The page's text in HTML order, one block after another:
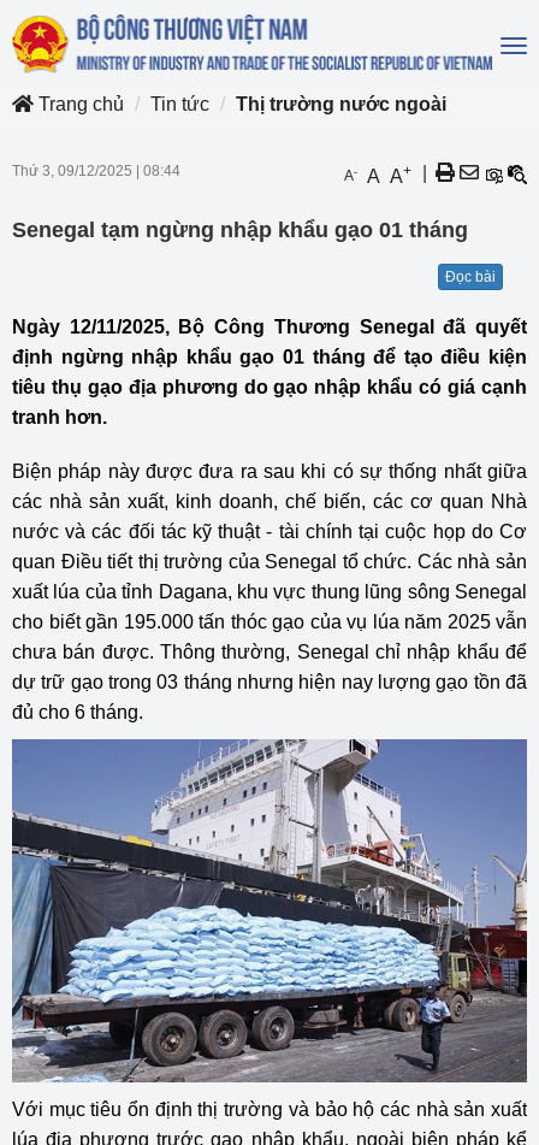
Trang chủ
Tin tức Thị trường nước ngoài
Thứ 3, 09/12/2025 08:44 A- A A+
Senegal tạm ngừng nhập khẩu gạo 01 tháng
Đọc bài
Ngày 12/11/2025, Bộ Công Thương Senegal đã quyết
định ngừng nhập khẩu gạo 01 tháng để tạo điều kiện
tiêu thụ gạo địa phương do gạo nhập khẩu có giá cạnh
tranh hơn.
Biện pháp này được đưa ra sau khi có sự thống nhất giữa
các nhà sản xuất, kinh doanh, chế biến, các cơ quan Nhà
nước và các đối tác kỹ thuật - tài chính tại cuộc họp do Cơ
quan Điều tiết thị trường của Senegal tổ chức. Các nhà sản
xuất lúa của tỉnh Dagana, khu vực thung lũng sông Senegal
cho biết gần 195.000 tấn thóc gạo của vụ lúa năm 2025 vẫn
chưa bán được. Thông thường, Senegal chỉ nhập khẩu để
dự trữ gạo trong 03 tháng nhưng hiện nay lượng gạo tồn đã
đủ cho 6 tháng.
Với mục tiêu ổn định thị trường và bảo hộ các nhà sản xuất
lúa địa phương trước gạo nhập khẩu, ngoài biện pháp kể